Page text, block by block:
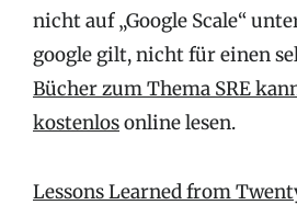
nicht auf „Google Scale“
google gilt, nicht für einen
Bücher zum Thema SRE
kostenlosonline lesen.
Lessons Learned from